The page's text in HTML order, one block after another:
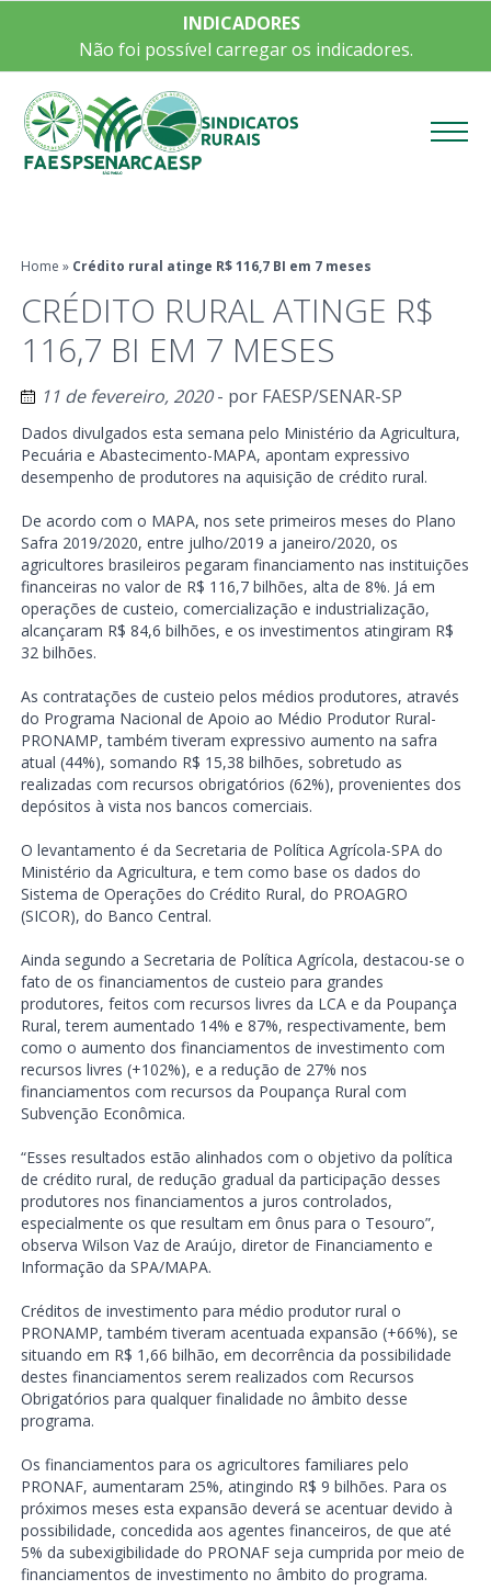
INDICADORES
Não foi possível carregar os indicadores.
Home » Crédito rural atinge R$ 116,7 BI em 7 meses
CRÉDITO RURAL ATINGE R$
116,7 BI EM 7 MESES
11 de fevereiro, 2020- por FAESP/SENAR-SP
Dados divulgados esta semana pelo Ministério da Agricultura,
Pecuária e Abastecimento-MAPA, apontam expressivo
desempenho de produtores na aquisição de crédito rural.
De acordo com o MAPA, nos sete primeiros meses do Plano
Safra 2019/2020, entre julho/2019 a janeiro/2020, os
agricultores brasileiros pegaram financiamento nas instituições
financeiras no valor de R$ 116,7 bilhões, alta de 8%. Já em
operações de custeio, comercialização e industrialização,
alcançaram R$ 84,6 bilhões, e os investimentos atingiram R$
32 bilhões.
As contratações de custeio pelos médios produtores, através
do Programa Nacional de Apoio ao Médio Produtor Rural-
PRONAMP, também tiveram expressivo aumento na safra
atual (44%), somando R$ 15,38 bilhões, sobretudo as
realizadas com recursos obrigatórios (62%), provenientes dos
depósitos à vista nos bancos comerciais.
O levantamento é da Secretaria de Política Agrícola-SPA do
Ministério da Agricultura, e tem como base os dados do
Sistema de Operações do Crédito Rural, do PROAGRO
(SICOR), do Banco Central.
Ainda segundo a Secretaria de Política Agrícola, destacou-se o
fato de os financiamentos de custeio para grandes
produtores, feitos com recursos livres da LCA e da Poupança
Rural, terem aumentado 14% e 87%, respectivamente, bem
como o aumento dos financiamentos de investimento com
recursos livres (+102%), e a redução de 27% nos
financiamentos com recursos da Poupança Rural com
Subvenção Econômica.
“Esses resultados estão alinhados com o objetivo da política
de crédito rural, de redução gradual da participação desses
produtores nos financiamentos a juros controlados,
especialmente os que resultam em ônus para o Tesouro”,
observa Wilson Vaz de Araújo, diretor de Financiamento e
Informação da SPA/MAPA.
Créditos de investimento para médio produtor rural o
PRONAMP, também tiveram acentuada expansão (+66%), se
situando em R$ 1,66 bilhão, em decorrência da possibilidade
destes financiamentos serem realizados com Recursos
Obrigatórios para qualquer finalidade no âmbito desse
programa.
Os financiamentos para os agricultores familiares pelo
PRONAF, aumentaram 25%, atingindo R$ 9 bilhões. Para os
próximos meses esta expansão deverá se acentuar devido à
possibilidade, concedida aos agentes financeiros, de que até
5% da subexigibilidade do PRONAF seja cumprida por meio de
financiamentos de investimento no âmbito do programa.